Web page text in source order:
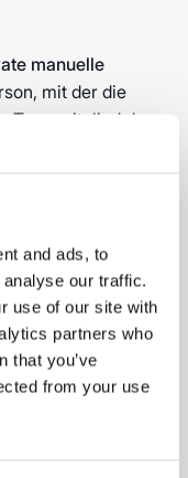
and ads, to
our traffic.
use of our site with
partners who
that you’ve
from your use
manuelle
mit der die
Teammitglied das